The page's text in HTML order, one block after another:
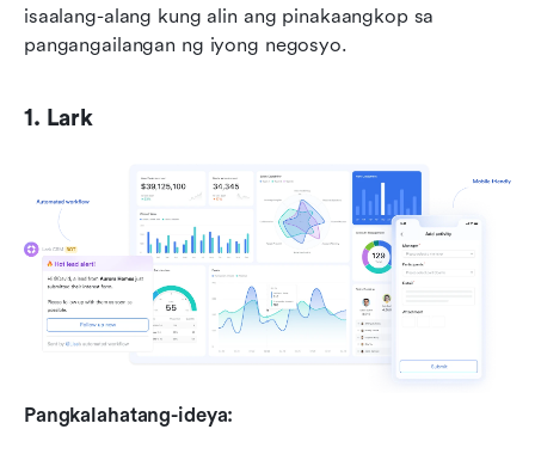
isaalang-alang kung alin ang pinakaangkop sa
pangangailangan ng iyong negosyo.
1. Lark
Pangkalahatang-ideya: